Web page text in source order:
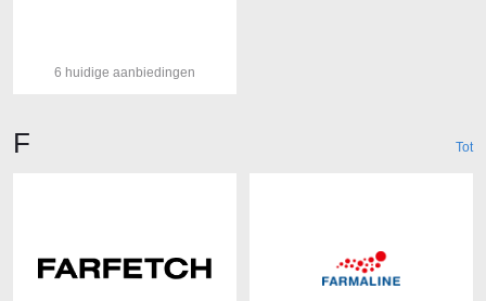
6 huidige aanbiedingen
Winkels beginnende met de letter
F Tot